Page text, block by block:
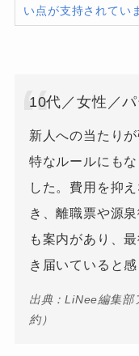
い点が支持されてい
10代／女性／パ
新人への当たり
特なルールにも
した。費用を抑
き、離職票や源
も案内があり、
き届いていると感
出典：LiNee編集
約）